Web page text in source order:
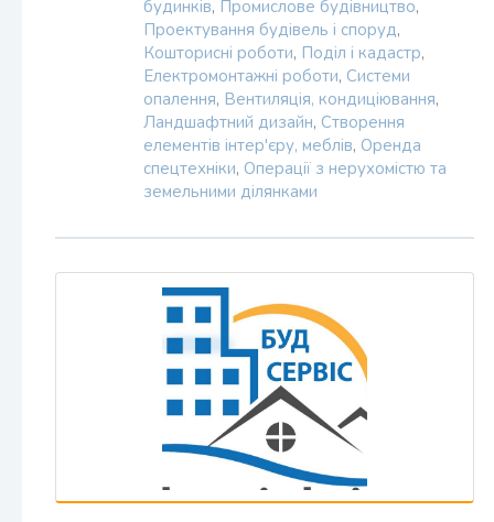
будинків, Промислове будівництво,
Проектування будівель і споруд,
Кошторисні роботи, Поділ і кадастр,
Електромонтажні роботи, Системи
опалення, Вентиляція, кондиціювання,
Ландшафтний дизайн, Створення
елементів інтер'єру, меблів, Оренда
спецтехніки, Операції з нерухомістю та
земельними ділянками